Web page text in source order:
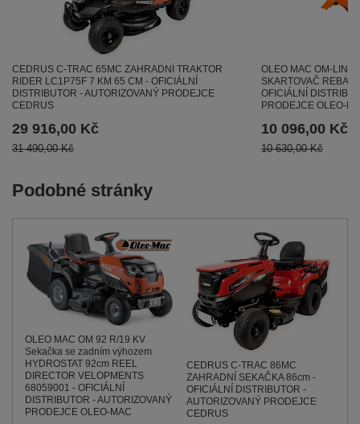
CEDRUS C-TRAC 65MC ZAHRADNÍ TRAKTOR
RIDER LC1P75F 7 KM 65 CM - OFICIÁLNÍ
DISTRIBUTOR - AUTORIZOVANÝ PRODEJCE
CEDRUS
29 916,00 Kč
31 490,00 Kč
OLEO MAC OM-LINE
SKARTOVAČ REBAK
OFICIÁLNÍ
PRODEJCE OLEO-
10 096,00 Kč
10 630,00 Kč
Podobné stránky
OLEO MAC OM 92 R/19 KV
Sekačka se zadním výhozem
HYDROSTAT 92cm REEL
DIRECTOR VELOPMENTS
68059001 - OFICIÁLNÍ
DISTRIBUTOR - AUTORIZOVANÝ
PRODEJCE OLEO-MAC
CEDRUS C-TRAC 86MC
ZAHRADNÍ SEKAČKA 86cm -
OFICIÁLNÍ DISTRIBUTOR -
AUTORIZOVANÝ PRODEJCE
CEDRUS